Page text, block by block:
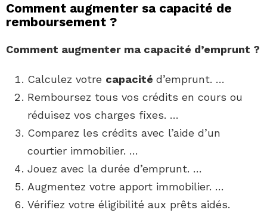
Comment augmenter sa capacité de
remboursement ?
Comment augmenter ma capacité d’emprunt ?
Calculez votre capacité d’emprunt. …
Remboursez tous vos crédits en cours ou
réduisez vos charges fixes. …
Comparez les crédits avec l’aide d’un
courtier immobilier. …
Jouez avec la durée d’emprunt. …
Augmentez votre apport immobilier. …
Vérifiez votre éligibilité aux prêts aidés.